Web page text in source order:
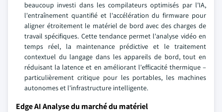
beaucoup investi dans les compilateurs optimisés par l'IA,
l'entraînement quantifié et l'accélération du firmware pour
aligner étroitement le matériel de bord avec des charges de
travail spécifiques. Cette tendance permet l'analyse vidéo en
temps réel, la maintenance prédictive et le traitement
contextuel du langage dans les appareils de bord, tout en
réduisant la latence et en améliorant l'efficacité thermique –
particulièrement critique pour les portables, les machines
autonomes et l'infrastructure intelligente.
Edge AI Analyse du marché du matériel